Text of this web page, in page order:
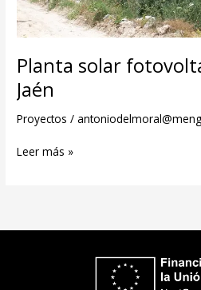
Planta solar
Jaén
Proyectos /
Leer más »